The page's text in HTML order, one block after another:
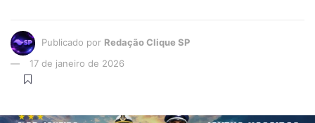
Publicado por Redação Clique SP
17 de janeiro de 2026